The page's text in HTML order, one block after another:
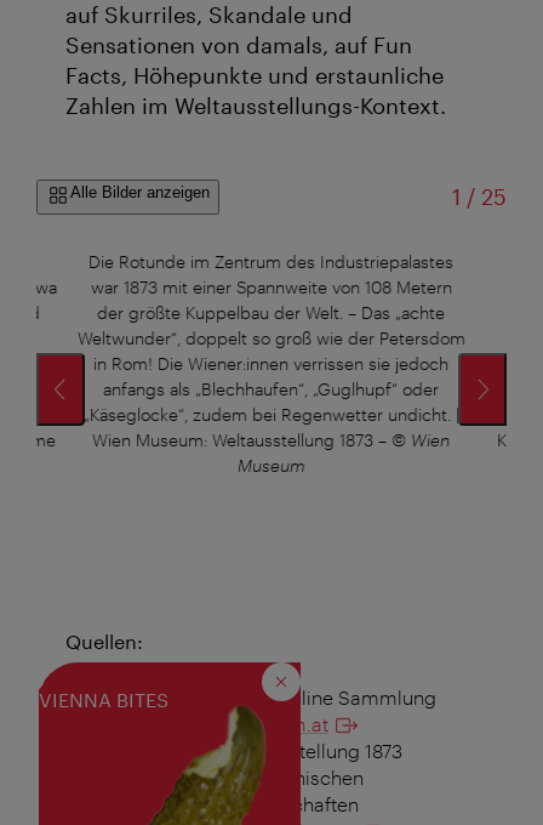
auf Skurriles, Skandale und
Sensationen von damals, auf Fun
Facts, Höhepunkte und erstaunliche
Zahlen im Weltausstellungs-Kontext.
Alle Bilder anzeigen 1 /von
25
etwa
und
Die Rotunde im Zentrum des Industriepalastes
war 1873 mit einer Spannweite von 108 Metern
der größte Kuppelbau der Welt. – Das „achte
Weltwunder“, doppelt so groß wie der Petersdom
in Rom! Die Wiener:innen verrissen sie jedoch
anfangs als „Blechhaufen“, „Guglhupf“ oder
„Käseglocke“, zudem bei Regenwetter undicht. |
Wien Museum: Weltausstellung 1873– © Wien
Museum
Quellen:
Fotos: Wien Museum online Sammlung
sammlung.wienmuseum.at
Inhalt: „Wiener Weltausstellung 1873
revisited“ der Österreichischen
Akademie der Wissenschaften
VIENNA BITES Schließen